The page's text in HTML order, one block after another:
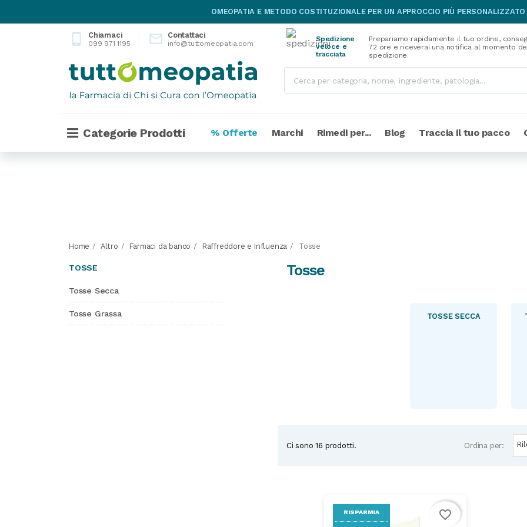
OMEOPATIA E METODO COSTITUZIONALE PER UN APPROCCIO PIÙ
phone_android Chiamaci
099 971 1195  Contattaci
info@tuttomeopatia.com
Spedizione
veloce e
tracciata
Prepariamo rapidamente il tuo ordine,
72 ore e riceverai una notifica al momento
spedizione.
Categorie Prodotti % Offerte Marchi Rimedi per... Blog Traccia il tuo pacco
Home Altro Farmaci da banco Raffreddore e Influenza Tosse
TOSSE
Tosse Secca
Tosse Grassa
Tosse
TOSSE SECCA
Ci sono 16 prodotti. Ordina per:
RISPARMIA favorite_border